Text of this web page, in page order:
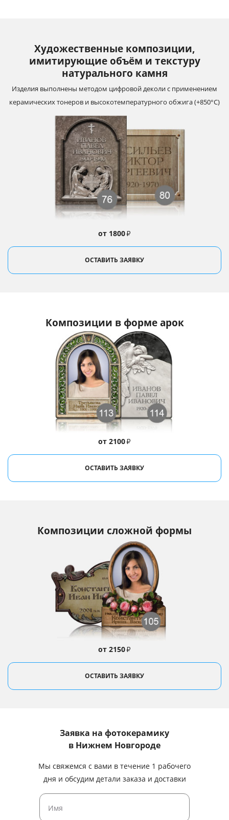
Художественные композиции,
имитирующие объём и текстуру
натурального камня
от 1800₽
Изделия выполнены методом цифровой деколи с применением
керамических тонеров и высокотемпературного обжига (+850°С)
ОСТАВИТЬ ЗАЯВКУ
Композиции в форме арок
от 2100₽
ОСТАВИТЬ ЗАЯВКУ
Композиции сложной формы
от 2150₽
ОСТАВИТЬ ЗАЯВКУ
Заявка на фотокерамику
в Нижнем Новгороде
Мы свяжемся с вами в течение 1 рабочего
дня и обсудим детали заказа и доставки